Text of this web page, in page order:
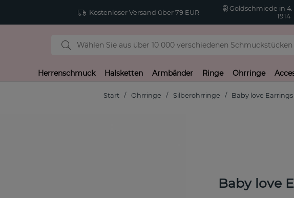
Kostenloser Versand über 79 EUR
Goldschmiede in
1914
Herrenschmuck Halsketten Armbänder Ringe Ohrringe
Start Ohrringe Silberohrringe Baby love Earrings
Baby love